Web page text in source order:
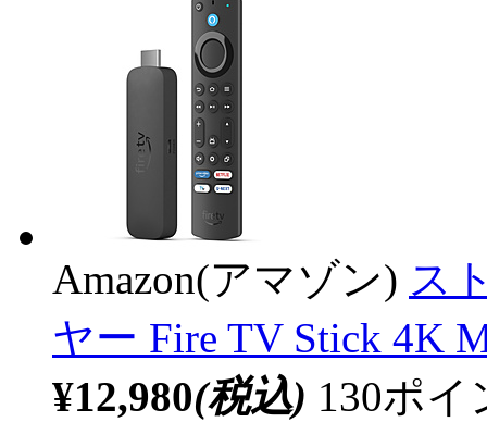
Amazon(アマゾン) ス
ヤー Fire TV Stick 4K
¥12,980(税込) 130ポ